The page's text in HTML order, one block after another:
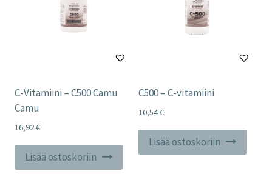
C-Vitamiini – C500 Camu
Camu
16,92€
Lisää ostoskoriin
C500 – C-vitamiini
10,54€
Lisää ostoskoriin